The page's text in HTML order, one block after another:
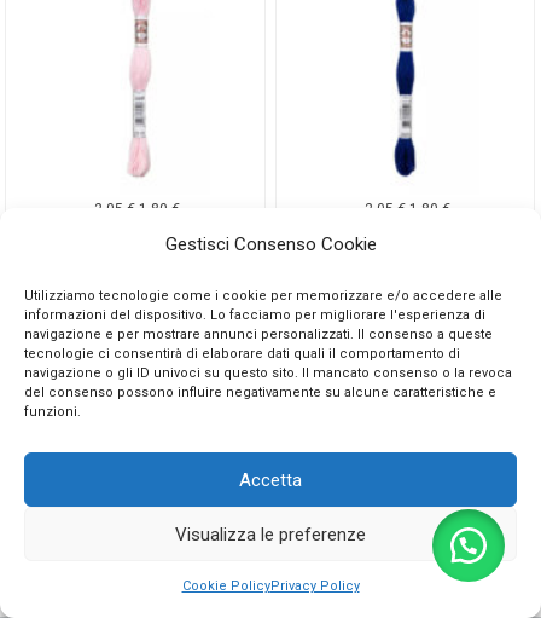
Gestisci Consenso Cookie
Utilizziamo tecnologie come i cookie per memorizzare e/o accedere alle
informazioni del dispositivo. Lo facciamo per migliorare l'esperienza di
navigazione e per mostrare annunci personalizzati. Il consenso a queste
tecnologie ci consentirà di elaborare dati quali il comportamento di
navigazione o gli ID univoci su questo sito. Il mancato consenso o la revoca
del consenso possono influire negativamente su alcune caratteristiche e
funzioni.
Accetta
Visualizza le preferenze
Cookie PolicyPrivacy Policy
2,05 € 1,80 €
Aggiungi al carrello
2,05 € 1,80 €
Aggiungi al carrello